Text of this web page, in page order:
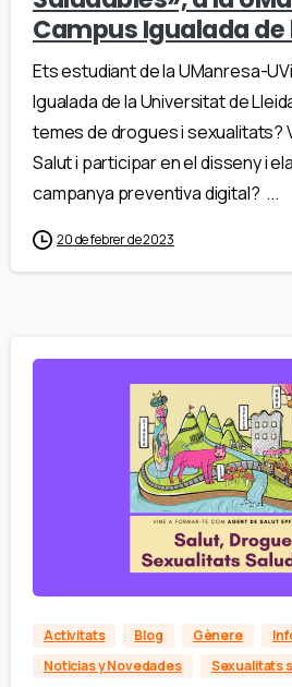
Campus Igualada de
Ets estudiant de la UManresa-
Igualada de la Universitat de
temes de drogues i sexualitats?
Salut i participar en el disseny i
campanya preventiva digital? ...
20 de febrer de 2023
Activitats Blog Gènere
Noticias y Novedades
Sexualitats